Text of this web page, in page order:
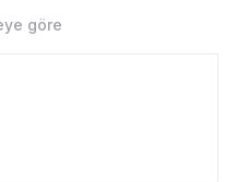
göre